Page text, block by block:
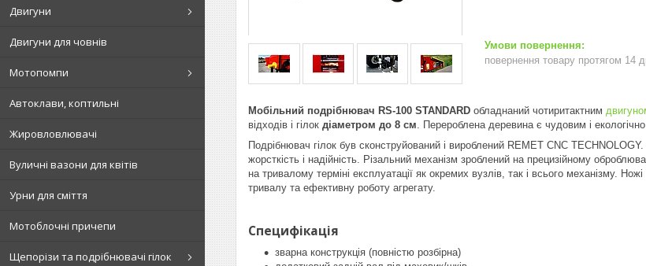
Двигуни
Двигуни для човнів
Мотопомпи
Автоклави, коптильні
Жировловлювачі
Вуличні вазони для квітів
Урни для сміття
Мотоблочні причепи
Щепорізи та подрібнювачі гілок
повернення товару протягом 14
Мобільний подрібнювач RS-100 STANDARD обладнаний чотиритактним
відходів і гілок діаметром до 8 см . Перероблена деревина є чудовим і
Подрібнювач гілок був сконструйований і вироблений REMET CNC
жорсткість і надійність. Різальний механізм зроблений на прецизійному
на тривалому терміні експлуатації як окремих вузлів, так і всього механізму.
тривалу та ефективну роботу агрегату.
Специфікація
зварна конструкція (повністю розбірна)